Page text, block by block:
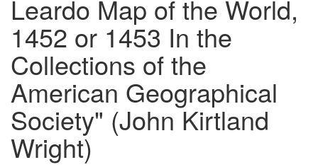
Leardo Map of the World,
1452 or 1453 In the
Collections of the
American Geographical
Society" (John Kirtland
Wright)